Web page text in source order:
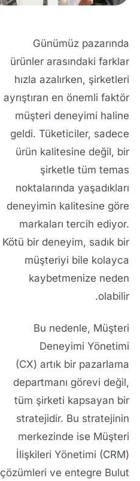
Günümüz pazarında
ürünler arasındaki farklar
hızla azalırken, şirketleri
ayrıştıran en önemli faktör
müşteri deneyimi haline
geldi. Tüketiciler, sadece
ürün kalitesine değil, bir
şirketletüm temas
noktalarında yaşadıkları
deneyimin kalitesine göre
markaları tercih ediyor.
Kötü bir deneyim, sadık bir
müşteriyi bile kolayca
kaybetmenize neden
olabilir.
Bu nedenle, Müşteri
Deneyimi Yönetimi
(CX) artık bir pazarlama
departmanı görevi değil,
tüm şirketi kapsayan bir
stratejidir. Bu stratejinin
merkezinde ise Müşteri
İlişkileri Yönetimi (CRM)
çözümleri ve entegre Bulut